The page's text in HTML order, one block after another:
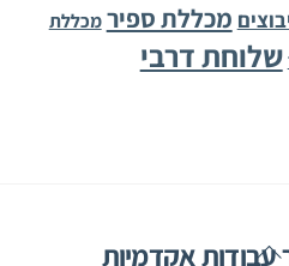
מכללת ספיר מכללת
שלוחת דרבי
Back אקדמיות